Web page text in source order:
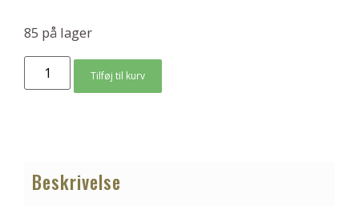
85 på lager
Tilføj til kurv
Beskrivelse